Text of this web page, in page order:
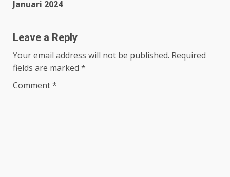
Januari 2024
Leave a Reply
Your email address will not be published. Required
fields are marked *
Comment*